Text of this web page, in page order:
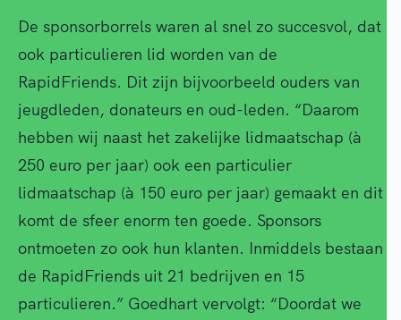
De sponsorborrels waren al snel zo succesvol, dat
ook particulieren lid worden van de
RapidFriends. Dit zijn bijvoorbeeld ouders van
jeugdleden, donateurs en oud-leden. “Daarom
hebben wij naast het zakelijke lidmaatschap (à
250 euro per jaar) ook een particulier
lidmaatschap (à 150 euro per jaar) gemaakt en dit
komt de sfeer enorm ten goede. Sponsors
ontmoeten zo ook hun klanten. Inmiddels bestaan
de RapidFriends uit 21 bedrijven en 15
particulieren.” Goedhart vervolgt: “Doordat we